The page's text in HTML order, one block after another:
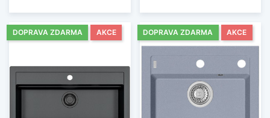
DOPRAVA ZDARMA AKCE DOPRAVA ZDARMA AKCE